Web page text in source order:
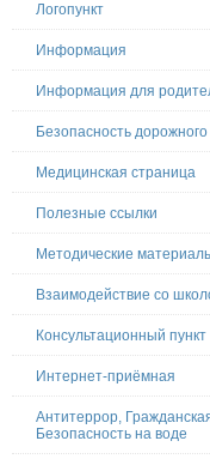
Логопункт
Информация
Информация для
Безопасность
Медицинская страница
Полезные ссылки
Методические
Взаимодействие со
Консультационный пункт
Интернет-приёмная
Антитеррор,
Безопасность на воде